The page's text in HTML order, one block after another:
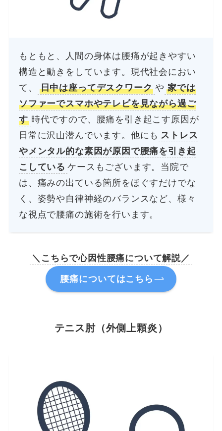
もともと、人間の身体は腰痛が起きやすい
構造と動きをしています。現代社会におい
て、
日中は座ってデスクワーク や 家では
ソファーでスマホやテレビを見ながら過ご
す 時代ですので、腰痛を引き起こす原因が
日常に沢山潜んでいます。他にも ストレス
やメンタル的な素因が原因で腰痛を引き起
こしている ケースもございます。当院で
は、痛みの出ている箇所をほぐすだけでな
く、姿勢や自律神経のバランスなど、様々
な視点で腰痛の施術を行います。
＼こちらで心因性腰痛について解説／
腰痛についてはこちら
テニス肘（外側上顆炎）